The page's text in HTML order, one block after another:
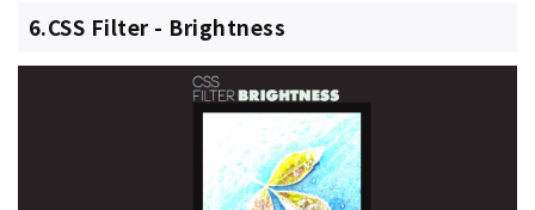
6.CSS Filter - Brightness